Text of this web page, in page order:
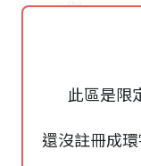
此區是限
還沒註冊成